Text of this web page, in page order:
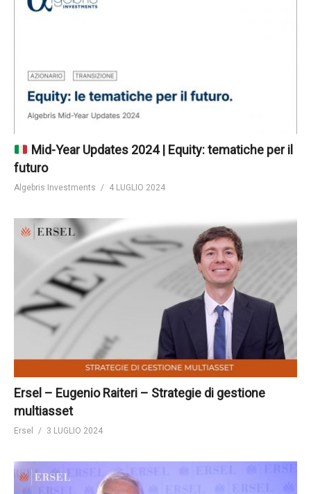
Mid-Year Updates 2024 | Equity: tematiche per il
futuro
Algebris Investments 4 LUGLIO 2024
Ersel – Eugenio Raiteri – Strategie di gestione
multiasset
Ersel 3 LUGLIO 2024